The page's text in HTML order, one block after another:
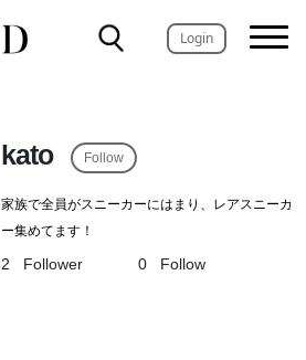
Login
kato Follow
家族で全員がスニーカーにはまり、レアスニーカ
ー集めてます！
2 Follower 0 Follow